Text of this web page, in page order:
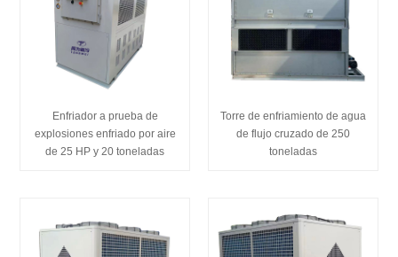
Enfriador a prueba de
explosiones enfriado por aire
de 25 HP y 20 toneladas
Torre de enfriamiento de agua
de flujo cruzado de 250
toneladas